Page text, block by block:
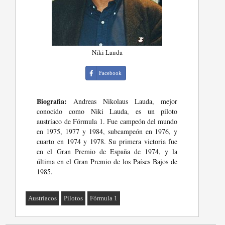
Niki Lauda
Facebook
Biografia: Andreas Nikolaus Lauda, mejor
conocido como Niki Lauda, es un piloto
austríaco de Fórmula 1. Fue campeón del mundo
en 1975, 1977 y 1984, subcampeón en 1976, y
cuarto en 1974 y 1978. Su primera victoria fue
en el Gran Premio de España de 1974, y la
última en el Gran Premio de los Países Bajos de
1985.
Austríacos Pilotos Fórmula 1